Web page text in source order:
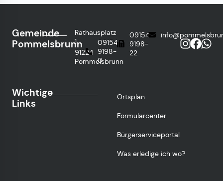
Gemeinde
Pommelsbrunn
Rathausplatz
1
91224
Pommelsbrunn
09154
9198-
0
09154
9198-
22
Wichtige
Links
Ortsplan
Formularcenter
Bürgerserviceportal
Was erledige ich wo?